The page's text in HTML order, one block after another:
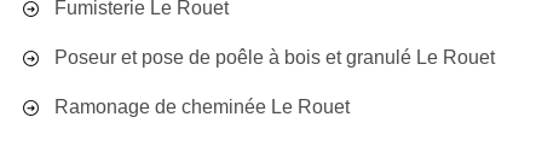
Fumisterie Le Rouet
Poseur et pose de poêle à bois et granulé Le Rouet
Ramonage de cheminée Le Rouet